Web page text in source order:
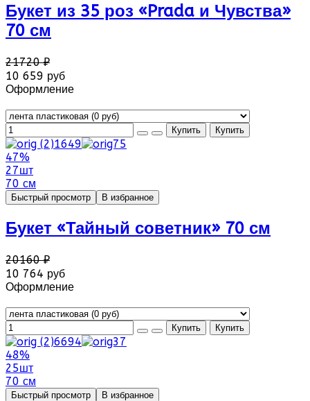
Букет из 35 роз «Prada и Чувства»
70 см
21720 ₽
10 659 руб
Оформление
47%
27шт
70 см
Быстрый просмотр В избранное
Букет «Тайный советник» 70 см
20160 ₽
10 764 руб
Оформление
48%
25шт
70 см
Быстрый просмотр В избранное